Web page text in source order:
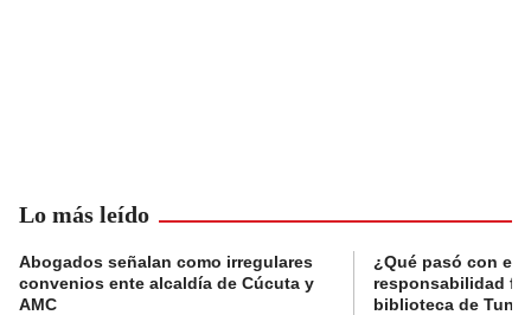
Lo más leído
Abogados señalan como irregulares
convenios ente alcaldía de Cúcuta y
AMC
¿Qué pasó con el
responsabilidad
biblioteca de